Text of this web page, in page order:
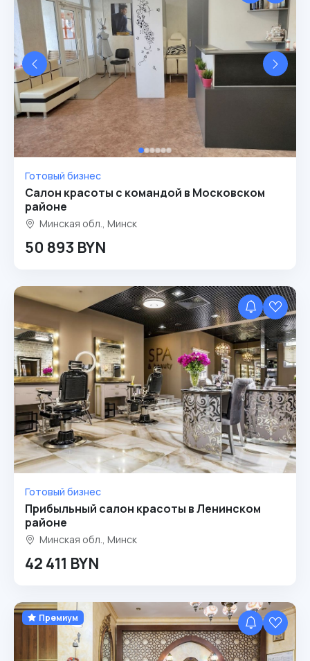
Готовый бизнес
Салон красоты с командой в Московском
районе
Минская обл., Минск
50 893 BYN
Готовый бизнес
Прибыльный салон красоты в Ленинском
районе
Минская обл., Минск
42 411 BYN
Премиум